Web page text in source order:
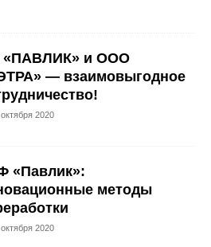
и ООО
— взаимовыгодное
2020
«Павлик»:
методы
2020